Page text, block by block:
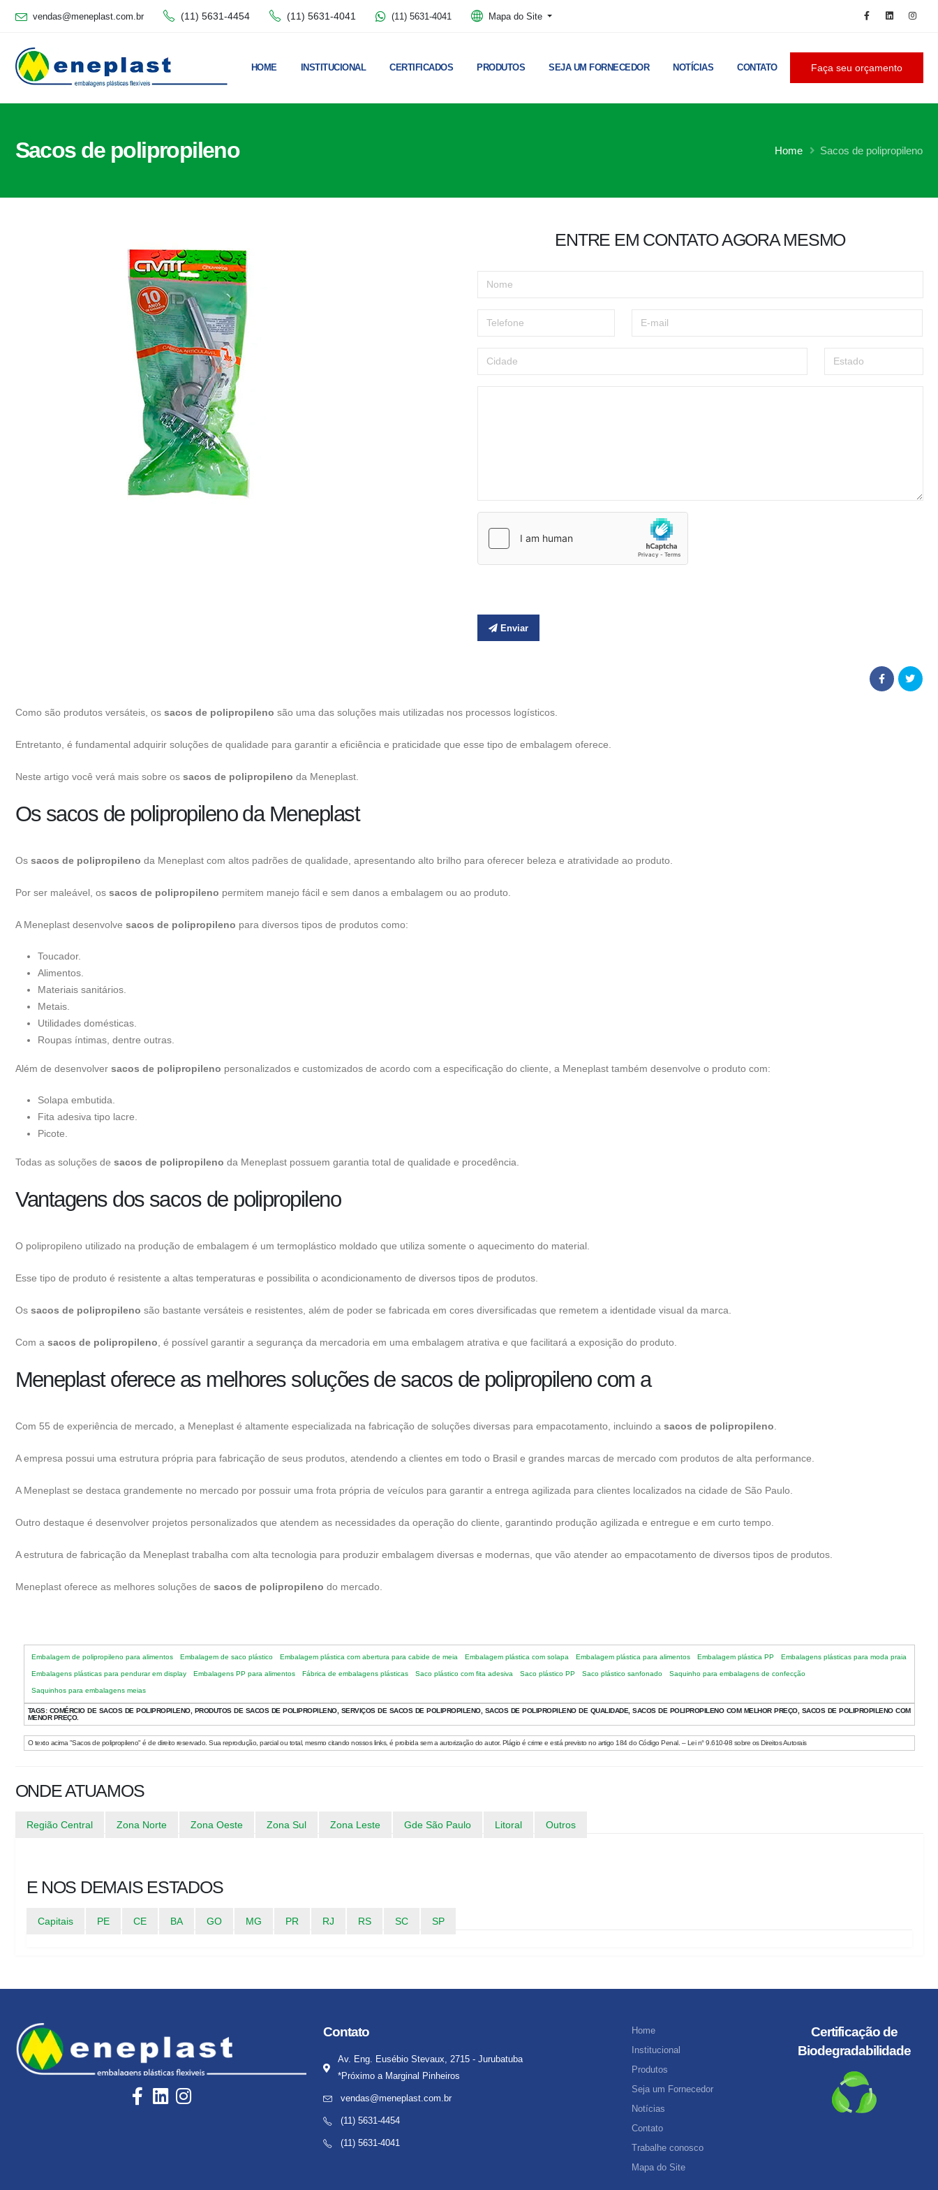
vendas@meneplast.com.br (11) 5631-4454 (11) 5631-4041 (11) 5631-4041 Mapa do Site
HOME INSTITUCIONAL CERTIFICADOS PRODUTOS SEJA UM FORNECEDOR NOTÍCIAS CONTATO Faça seu orçamento
Sacos de polipropileno Home Sacos de polipropileno
ENTRE EM CONTATO AGORA MESMO
Enviar
Como são produtos versáteis, os sacos de polipropileno são uma das soluções mais utilizadas nos processos logísticos.
Entretanto, é fundamental adquirir soluções de qualidade para garantir a eficiência e praticidade que esse tipo de embalagem oferece.
Neste artigo você verá mais sobre os sacos de polipropileno da Meneplast.
Os sacos de polipropileno da Meneplast
Os sacos de polipropileno da Meneplast com altos padrões de qualidade, apresentando alto brilho para oferecer beleza e atratividade ao produto.
Por ser maleável, os sacos de polipropileno permitem manejo fácil e sem danos a embalagem ou ao produto.
A Meneplast desenvolve sacos de polipropileno para diversos tipos de produtos como:
Toucador.
Alimentos.
Materiais sanitários.
Metais.
Utilidades domésticas.
Roupas íntimas, dentre outras.
Além de desenvolver sacos de polipropileno personalizados e customizados de acordo com a especificação do cliente, a Meneplast também desenvolve o produto com:
Solapa embutida.
Fita adesiva tipo lacre.
Picote.
Todas as soluções de sacos de polipropileno da Meneplast possuem garantia total de qualidade e procedência.
Vantagens dos sacos de polipropileno
O polipropileno utilizado na produção de embalagem é um termoplástico moldado que utiliza somente o aquecimento do material.
Esse tipo de produto é resistente a altas temperaturas e possibilita o acondicionamento de diversos tipos de produtos.
Os sacos de polipropileno são bastante versáteis e resistentes, além de poder se fabricada em cores diversificadas que remetem a identidade visual da marca.
Com a sacos de polipropileno , é possível garantir a segurança da mercadoria em uma embalagem atrativa e que facilitará a exposição do produto.
Meneplast oferece as melhores soluções de sacos de polipropileno com a
Com 55 de experiência de mercado, a Meneplast é altamente especializada na fabricação de soluções diversas para empacotamento, incluindo a sacos de polipropileno
A empresa possui uma estrutura própria para fabricação de seus produtos, atendendo a clientes em todo o Brasil e grandes marcas de mercado com produtos de alta performance.
A Meneplast se destaca grandemente no mercado por possuir uma frota própria de veículos para garantir a entrega agilizada para clientes localizados na cidade de São Paulo.
Outro destaque é desenvolver projetos personalizados que atendem as necessidades da operação do cliente, garantindo produção agilizada e entregue e em curto tempo.
A estrutura de fabricação da Meneplast trabalha com alta tecnologia para produzir embalagem diversas e modernas, que vão atender ao empacotamento de diversos tipos de produtos.
Meneplast oferece as melhores soluções de sacos de polipropileno do mercado.
Embalagem de polipropileno para alimentos Embalagem de saco plástico Embalagem plástica com abertura para cabide de meia Embalagem plástica com solapa Embalagem plástica para alimentos Embalagem plástica PP Embalagens plásticas para moda praia
Embalagens plásticas para pendurar em display Embalagens PP para alimentos Fábrica de embalagens plásticas Saco plástico com fita adesiva Saco plástico PP Saco plástico sanfonado Saquinho para embalagens de confecção
Saquinhos para embalagens meias
TAGS:COMÉRCIO DE SACOS DE POLIPROPILENO, PRODUTOS DE SACOS DE POLIPROPILENO, SERVIÇOS DE SACOS DE POLIPROPILENO, SACOS DE POLIPROPILENO DE QUALIDADE, SACOS DE POLIPROPILENO COM MELHOR PREÇO, SACOS DE POLIPROPILENO COM
MENOR PREÇO.
O texto acima "Sacos de polipropileno" é de direito reservado. Sua reprodução, parcial ou total, mesmo citando nossos links, é proibida sem a autorização do autor. Plágio é crime e está previsto no artigo 184 do Código Penal. – Lei n° 9.610-98 sobre os Direitos Autorais
ONDE ATUAMOS
Região Central Zona Norte Zona Oeste Zona Sul Zona Leste Gde São Paulo Litoral Outros
E NOS DEMAIS ESTADOS
Capitais PE CE BA GO MG PR RJ RS SC SP
Contato
Av. Eng. Eusébio Stevaux, 2715 - Jurubatuba
*Próximo a Marginal Pinheiros
vendas@meneplast.com.br
(11) 5631-4454
(11) 5631-4041
Home
Institucional
Produtos
Seja um Fornecedor
Notícias
Contato
Trabalhe conosco
Mapa do Site
Certificação de
Biodegradabilidade